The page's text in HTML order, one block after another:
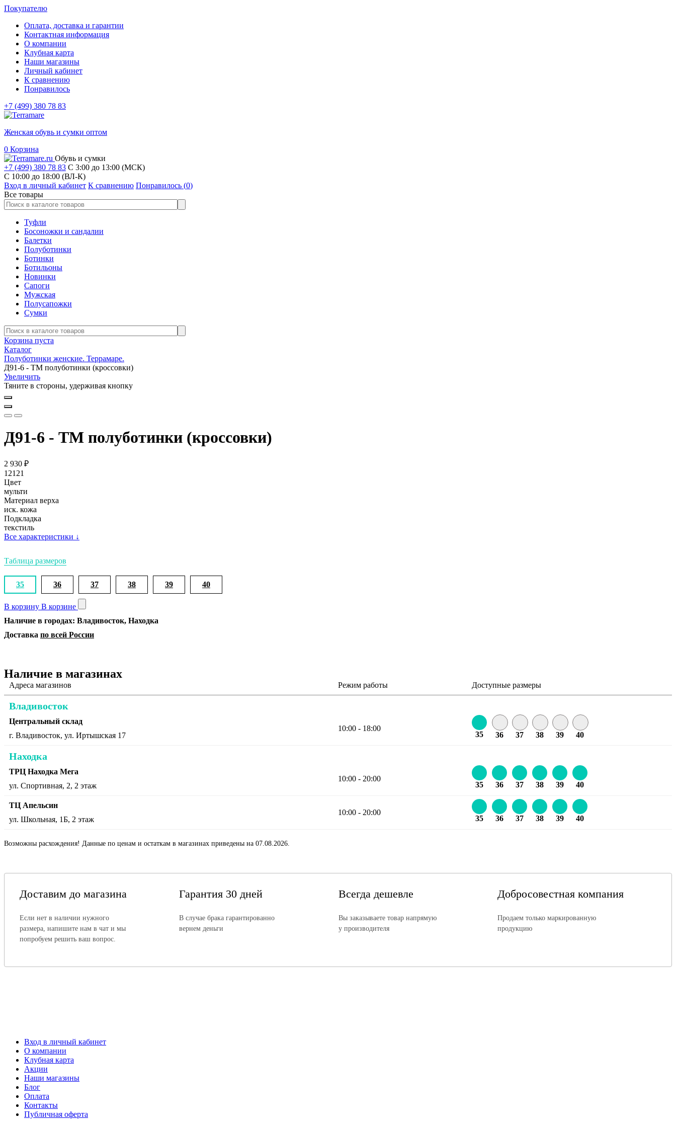
Покупателю
Оплата, доставка и гарантии
Контактная информация
О компании
Клубная карта
Наши магазины
Личный кабинет
К сравнению
Понравилось
+7 (499) 380 78 83
Женская обувь и сумки оптом
0 Корзина
Обувь и сумки
+7 (499) 380 78 83 С 3:00 до 13:00 (МСК)
C 10:00 до 18:00 (ВЛ-К)
Вход в личный кабинет К сравнению Понравилось (0)
Все товары
Туфли
Босоножки и сандалии
Балетки
Полуботинки
Ботинки
Ботильоны
Новинки
Сапоги
Мужская
Полусапожки
Сумки
Корзина пуста
Каталог
Полуботинки женские. Террамаре.
Д91-6 - ТМ полуботинки (кроссовки)
Увеличить
Тяните в стороны, удерживая кнопку
Д91-6 - ТМ полуботинки (кроссовки)
2 930 ₽
12121
Цвет
мульти
Материал верха
иск. кожа
Подкладка
текстиль
Все характеристики ↓
Таблица размеров
35 36 37 38 39 40
В корзину В корзине
Наличие в городах: Владивосток, Находка
Доставка по всей России
Наличие в магазинах
Адреса магазинов Режим работы Доступные размеры
Владивосток
Центральный склад
г. Владивосток, ул. Иртышская 17
10:00 - 18:00
35 36 37 38 39 40
Находка
ТРЦ Находка Мега
ул. Спортивная, 2, 2 этаж
10:00 - 20:00
35 36 37 38 39 40
ТЦ Апельсин
ул. Школьная, 1Б, 2 этаж
10:00 - 20:00
35 36 37 38 39 40
Возможны расхождения! Данные по ценам и остаткам в магазинах приведены на 07.08.2026.
Доставим до магазина
Если нет в наличии нужного
размера, напишите нам в чат и мы
попробуем решить ваш вопрос.
Гарантия 30 дней
В случае брака гарантированно
вернем деньги
Всегда дешевле
Вы заказываете товар напрямую
у производителя
Добросовестная компания
Продаем только маркированную
продукцию
Вход в личный кабинет
О компании
Клубная карта
Акции
Наши магазины
Блог
Оплата
Контакты
Публичная оферта